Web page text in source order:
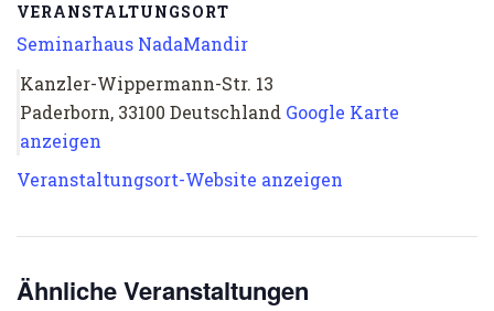
VERANSTALTUNGSORT
Seminarhaus NadaMandir
Kanzler-Wippermann-Str. 13
Paderborn, 33100 Deutschland Google Karte
anzeigen
Veranstaltungsort-Website anzeigen
Ähnliche Veranstaltungen